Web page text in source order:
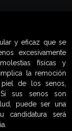
y eficaz que se
excesivamente
físicas y
la remoción
de los senos,
sus senos son
puede ser una
candidatura será